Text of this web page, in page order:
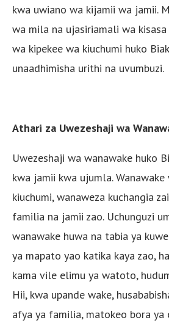
kwa uwiano wa kijamii wa jamii.
wa mila na ujasiriamali wa
wa kipekee wa kiuchumi huko
unaadhimisha urithi na uvumbuzi.
Athari za Uwezeshaji wa
Uwezeshaji wa wanawake huko
kwa jamii kwa ujumla. Wanawake
kiuchumi, wanaweza kuchangia
familia na jamii zao. Uchunguzi
wanawake huwa na tabia ya
ya mapato yao katika kaya zao,
kama vile elimu ya watoto,
Hii, kwa upande wake,
afya ya familia, matokeo bora ya